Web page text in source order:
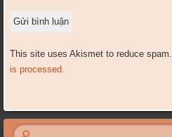
This site uses Akismet to reduce spam.
is processed.